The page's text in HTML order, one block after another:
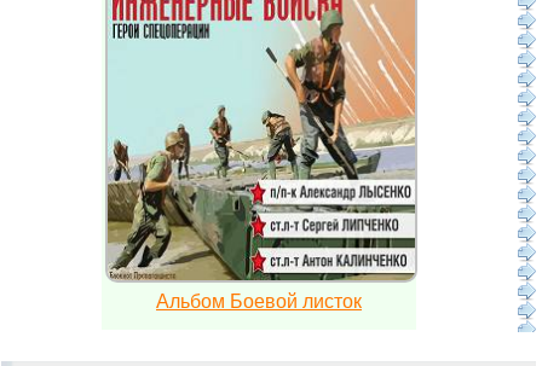
Альбом Боевой листок